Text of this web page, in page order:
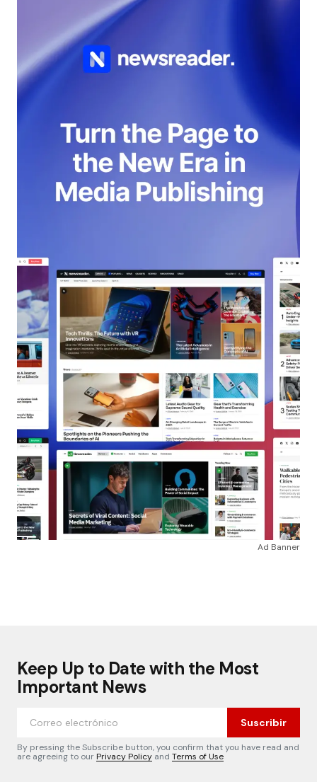
Ad Banner
Keep Up to Date with the Most
Important News
Suscribir
By pressing the Subscribe button, you confirm that you have read and
are agreeing to ourPrivacy Policy and Terms of Use